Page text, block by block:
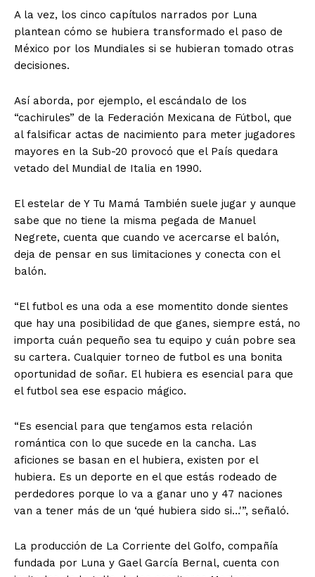
A la vez, los cinco capítulos narrados por Luna
plantean cómo se hubiera transformado el paso de
México por los Mundiales si se hubieran tomado otras
decisiones.
Así aborda, por ejemplo, el escándalo de los
“cachirules” de la Federación Mexicana de Fútbol, que
al falsificar actas de nacimiento para meter jugadores
mayores en la Sub-20 provocó que el País quedara
vetado del Mundial de Italia en 1990.
El estelar de Y Tu Mamá También suele jugar y aunque
sabe que no tiene la misma pegada de Manuel
Negrete, cuenta que cuando ve acercarse el balón,
deja de pensar en sus limitaciones y conecta con el
balón.
“El futbol es una oda a ese momentito donde sientes
que hay una posibilidad de que ganes, siempre está, no
importa cuán pequeño sea tu equipo y cuán pobre sea
su cartera. Cualquier torneo de futbol es una bonita
oportunidad de soñar. El hubiera es esencial para que
el futbol sea ese espacio mágico.
“Es esencial para que tengamos esta relación
romántica con lo que sucede en la cancha. Las
aficiones se basan en el hubiera, existen por el
hubiera. Es un deporte en el que estás rodeado de
perdedores porque lo va a ganar uno y 47 naciones
van a tener más de un ‘qué hubiera sido si…'”, señaló.
La producción de La Corriente del Golfo, compañía
fundada por Luna y Gael García Bernal, cuenta con